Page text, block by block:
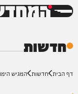
המחדש
חדשות
דף הבית חדשות המגיש